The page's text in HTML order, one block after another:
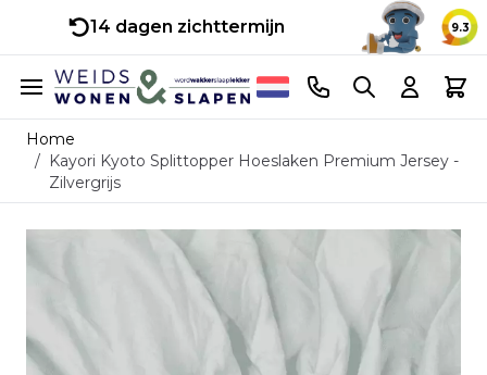
14 dagen zichttermijn 9.3
Ga naar de inhoud
Telefoonnummer
Search Cart
Home
/ Kayori Kyoto Splittopper Hoeslaken Premium Jersey -
Zilvergrijs